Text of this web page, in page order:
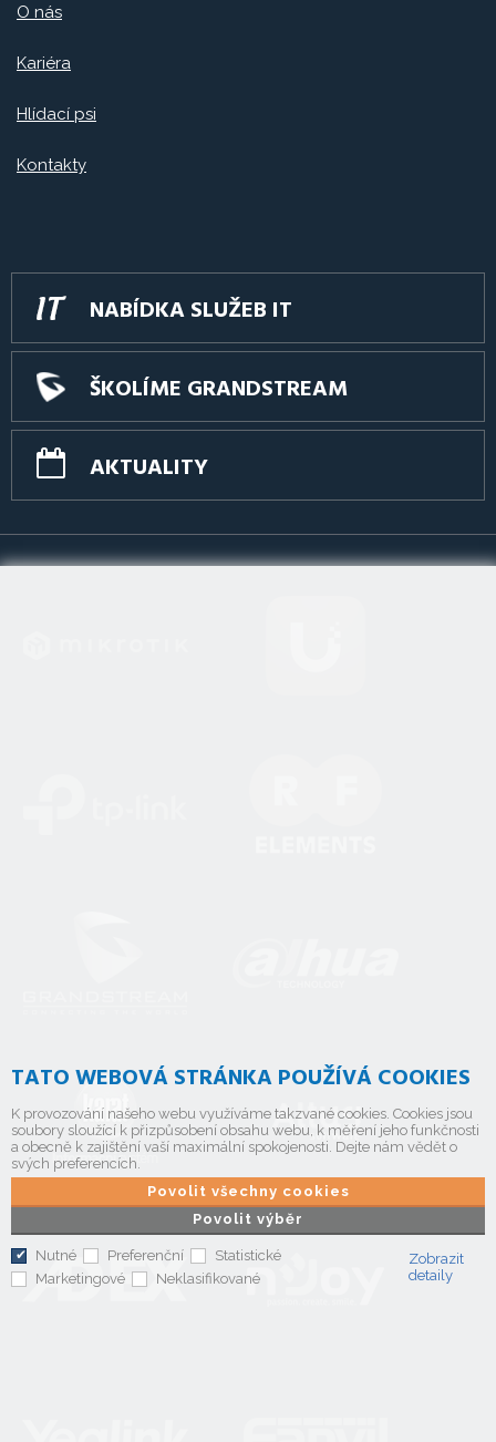
O nás
Kariéra
Hlídací psi
Kontakty
NABÍDKA SLUŽEB IT
ŠKOLÍME GRANDSTREAM
AKTUALITY
TATO WEBOVÁ STRÁNKA POUŽÍVÁ COOKIES
K provozování našeho webu využíváme takzvané cookies. Cookies jsou
soubory sloužící k přizpůsobení obsahu webu, k měření jeho funkčnosti
a obecně k zajištění vaší maximální spokojenosti. Dejte nám vědět o
svých preferencích.
Povolit výběr
Povolit všechny cookies
Nutné Preferenční
Statistické
Marketingové
Neklasifikované
Zobrazit
detaily